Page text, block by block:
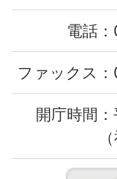
電話：
ファックス：
開庁時間：